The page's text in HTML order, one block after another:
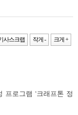
사스크랩 작게 - 크게 +
로그램 ‘크래프톤 정